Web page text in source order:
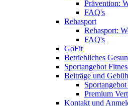
Prävention:
FAQ's
Rehasport
Rehasport:
FAQ's
GoFit
Betriebliches
Sportangebot
Beiträge und
Premium
Kontakt und